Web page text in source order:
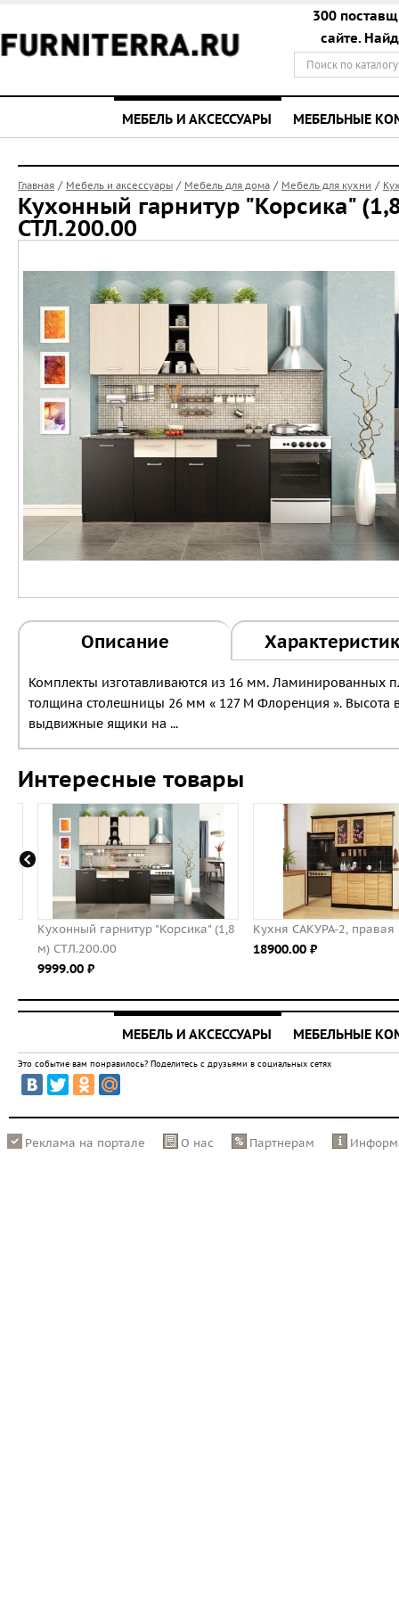
300
сайте.
МЕБЕЛЬ И АКСЕССУАРЫ МЕБЕЛЬНЫЕ
Главная / Мебель и аксессуары / Мебель для дома / Мебель для кухни /
Кухонный гарнитур "Корсика"
СТЛ.200.00
Описание
Комплекты изготавливаются из 16 мм. Ламинированных
толщина столешницы 26 мм « 127 М Флоренция ». Высота
выдвижные ящики на ...
Интересные товары
Кухонный гарнитур "Корсика" (1,8
м) СТЛ.200.00
9999.00 ⃏
Кухня САКУРА-2, правая -
18900.00 ⃏
МЕБЕЛЬ И АКСЕССУАРЫ МЕБЕЛЬНЫЕ
Это событие вам понравилось? Поделитесь с друзьями в социальных сетях
Реклама на портале О нас Партнерам